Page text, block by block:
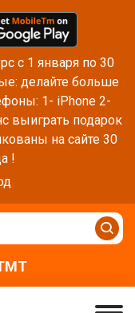
с 1 января по 30
делайте больше
1- iPhone 2-
выиграть подарок
на сайте 30
!